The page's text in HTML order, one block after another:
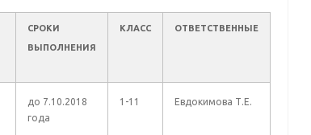
СРОКИ
ВЫПОЛНЕНИЯ
КЛАСС ОТВЕТСТВЕННЫЕ
до 7.10.2018
года
1-11 Евдокимова Т.Е.